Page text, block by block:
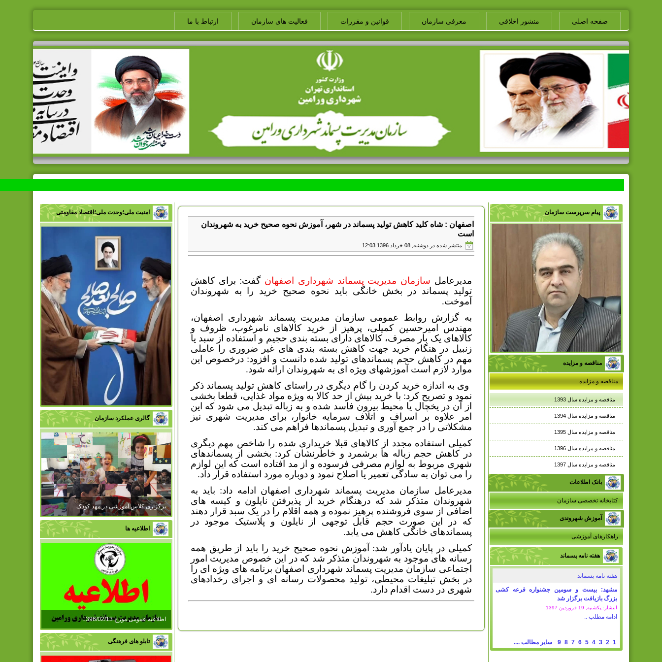
صفحه اصلی منشور اخلاقی معرفی سازمان قوانین و مقررات فعالیت های سازمان ارتباط با ما
پیام سرپرست سازمان
مناقصه و مزایده
مناقصه و مزایده
مناقصه و مزایده سال 1393
مناقصه و مزایده سال 1394
مناقصه و مزایده سال 1395
مناقصه و مزایده سال 1396
مناقصه و مزایده سال 1397
بانک اطلاعات
کتابخانه تخصصی سازمان
آموزش شهروندی
راهکارهای آموزشی
هفته نامه پسماند
هفته نامه پسماند
مشهد: بیست و سومین جشنواره قرعه کشی
بزرگ بازیافت برگزار شد
انتشار: یکشنبه, 19 فروردين 1397
ادامه مطلب ..
1
2
3
4
5
6
7
8
9 سایر مطالب ....
اصفهان : شاه کلید کاهش تولید پسماند در شهر، آموزش نحوه صحیح خرید به شهروندان
است
منتشر شده در دوشنبه, 08 خرداد 1396 12:03
مدیرعامل سازمان مدیریت پسماند شهرداری اصفهان گفت: برای کاهش
تولید پسماند در بخش خانگی باید نحوه صحیح خرید را به شهروندان
آموخت.
به گزارش روابط عمومی سازمان مدیریت پسماند شهرداری اصفهان،
مهندس امیرحسین کمیلی، پرهیز از خرید کالاهای نامرغوب، ظروف و
کالاهای یک بار مصرف، کالاهای دارای بسته بندی حجیم و استفاده از سبد یا
زنبیل در هنگام خرید جهت کاهش بسته بندی های غیر ضروری را عاملی
مهم در کاهش حجم پسماندهای تولید شده دانست و افزود: درخصوص این
موارد لازم است آموزشهای ویژه ای به شهروندان ارائه شود.
وی به اندازه خرید کردن را گام دیگری در راستای کاهش تولید پسماند ذکر
نمود و تصریح کرد: با خرید بیش از حد کالا به ویژه مواد غذایی، قطعا بخشی
از آن در یخچال یا محیط بیرون فاسد شده و به زباله تبدیل می شود که این
امر علاوه بر اسراف و اتلاف سرمایه خانوار، برای مدیریت شهری نیز
مشکلاتی را در جمع آوری و تبدیل پسماندها فراهم می کند.
کمیلی استفاده مجدد از کالاهای قبلا خریداری شده را شاخص مهم دیگری
در کاهش حجم زباله ها برشمرد و خاطرنشان کرد: بخشی از پسماندهای
شهری مربوط به لوازم مصرفی فرسوده و از مد افتاده است که این لوازم
را می توان به سادگی تعمیر یا اصلاح نمود و دوباره مورد استفاده قرار داد.
مدیرعامل سازمان مدیریت پسماند شهرداری اصفهان ادامه داد: باید به
شهروندان متذکر شد که درهنگام خرید از پذیرفتن نایلون و کیسه های
اضافی از سوی فروشنده پرهیز نموده و همه اقلام را در یک سبد قرار دهند
که در این صورت حجم قابل توجهی از نایلون و پلاستیک موجود در
پسماندهای خانگی کاهش می یابد.
کمیلی در پایان یادآور شد: آموزش نحوه صحیح خرید را باید از طریق همه
رسانه های موجود به شهروندان متذکر شد که در این خصوص مدیریت امور
اجتماعی سازمان مدیریت پسماند شهرداری اصفهان برنامه های ویژه ای را
در بخش تبلیغات محیطی، تولید محصولات رسانه ای و اجرای رخدادهای
شهری در دست اقدام دارد.
امنیت ملی؛وحدت ملی؛اقتصاد مقاومتی
گالری عملکرد سازمان
برگزاری کلاس آموزشی در مهد کودک
اطلاعیه ها
اطلاعیه عمومی مورخ 1396/02/13
تابلو های فرهنگی